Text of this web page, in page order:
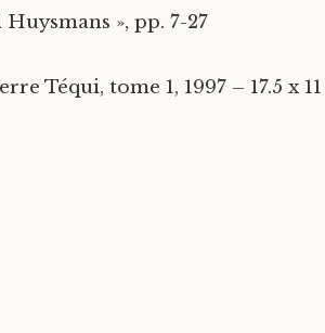
», pp. 7-27
Téqui, tome 1, 1997 – 17.5 x